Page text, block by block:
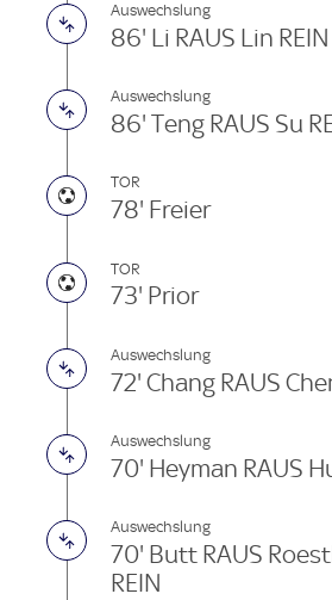
Auswechslung
86' Li RAUS Lin REIN
Auswechslung
86' Teng RAUS Su
TOR
78' Freier
TOR
73' Prior
Auswechslung
72' Chang RAUS
Auswechslung
70' Heyman RAUS
Auswechslung
70' Butt RAUS
REIN